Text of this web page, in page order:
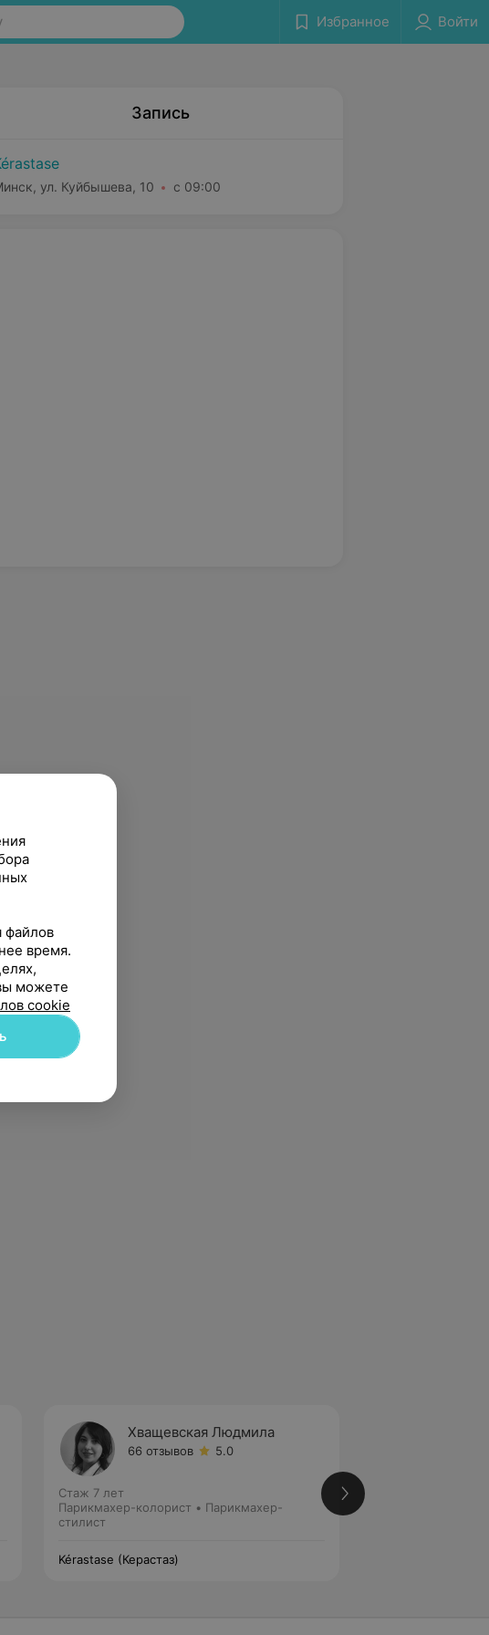
Избранное Войти
Запись
ул. Куйбышева, 10 с 09:00
Хващевская Людмила
66 отзывов 5.0
Стаж 7 лет
Парикмахер-колорист • Парикмахер-
стилист
Kérastase (Керастаз)
файлов
время.
можете
cookie